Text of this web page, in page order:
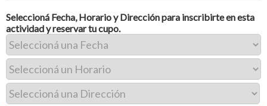
Seleccioná Fecha, Horario y Dirección para inscribirte en esta
actividad y reservar tu cupo.